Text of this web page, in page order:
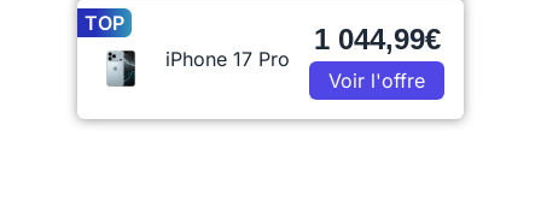
TOP
iPhone 17 Pro
1 044,99€
Voir l'offre